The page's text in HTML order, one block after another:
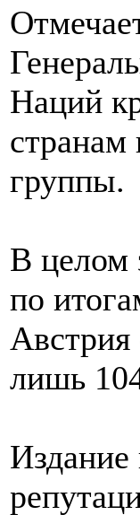
Наций
странам
группы.
В целом
по
Австрия
лишь
Издание